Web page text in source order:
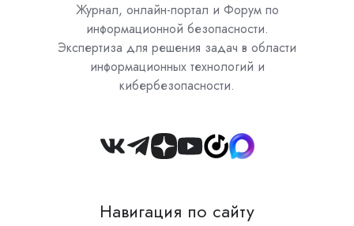
Журнал, онлайн-портал и Форум по
информационной безопасности.
Экспертиза для решения задач в области
информационных технологий и
кибербезопасности.
Join
Навигация по сайту